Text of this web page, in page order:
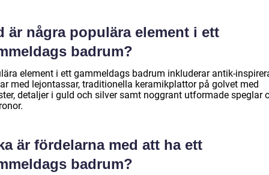
är några populära element i ett
badrum?
element i ett gammeldags badrum inkluderar antik-
med lejontassar, traditionella keramikplattor på golvet med
detaljer i guld och silver samt noggrant utformade speglar
är fördelarna med att ha ett
badrum?